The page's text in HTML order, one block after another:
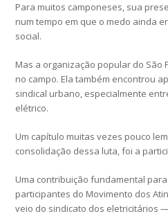
Para muitos camponeses, sua
num tempo em que o medo ainda
social.
Mas a organização popular do São
no campo. Ela também encontrou
sindical urbano, especialmente
elétrico.
Um capítulo muitas vezes pouco
consolidação dessa luta, foi a
Uma contribuição fundamental
participantes do Movimento dos
veio do sindicato dos eletricitários